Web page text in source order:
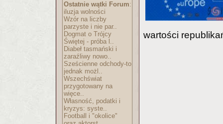
Ostatnie wątki Forum:
iluzja wolności
Wzór na liczby
parzyste i nie par..
Dogmat o Trójcy
Świętej - próba l..
Diabeł tasmański i
zaraźliwy nowo..
Sześcienne odchody-to
jednak możl..
Wszechświat
przygotowany na
więce..
Własność, podatki i
kryzys: syste..
Football i "okolice"
wartości